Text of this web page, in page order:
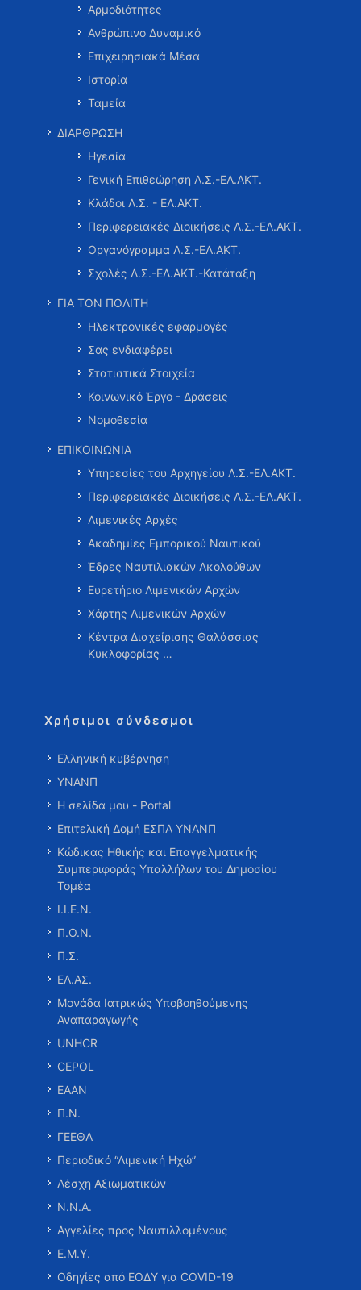
Αρμοδιότητες
Ανθρώπινο Δυναμικό
Επιχειρησιακά Μέσα
Ιστορία
Ταμεία
ΔΙΑΡΘΡΩΣΗ
Ηγεσία
Γενική Επιθεώρηση Λ.Σ.-ΕΛ.ΑΚΤ.
Κλάδοι Λ.Σ. - ΕΛ.ΑΚΤ.
Περιφερειακές Διοικήσεις Λ.Σ.-ΕΛ.ΑΚΤ.
Οργανόγραμμα Λ.Σ.-ΕΛ.ΑΚΤ.
Σχολές Λ.Σ.-ΕΛ.ΑΚΤ.-Κατάταξη
ΓΙΑ ΤΟΝ ΠΟΛΙΤΗ
Ηλεκτρονικές εφαρμογές
Σας ενδιαφέρει
Στατιστικά Στοιχεία
Κοινωνικό Έργο - Δράσεις
Νομοθεσία
ΕΠΙΚΟΙΝΩΝΙΑ
Υπηρεσίες του Αρχηγείου Λ.Σ.-ΕΛ.ΑΚΤ.
Περιφερειακές Διοικήσεις Λ.Σ.-ΕΛ.ΑΚΤ.
Λιμενικές Αρχές
Ακαδημίες Εμπορικού Ναυτικού
Έδρες Ναυτιλιακών Ακολούθων
Ευρετήριο Λιμενικών Αρχών
Χάρτης Λιμενικών Αρχών
Κέντρα Διαχείρισης Θαλάσσιας
Κυκλοφορίας …
Χρήσιμοι σύνδεσμοι
Ελληνική κυβέρνηση
ΥΝΑΝΠ
Η σελίδα μου - Portal
Επιτελική Δομή ΕΣΠΑ ΥΝΑΝΠ
Κώδικας Ηθικής και Επαγγελματικής
Συμπεριφοράς Υπαλλήλων του Δημοσίου
Τομέα
Ι.Ι.Ε.Ν.
Π.Ο.Ν.
Π.Σ.
ΕΛ.ΑΣ.
Μονάδα Ιατρικώς Υποβοηθούμενης
Αναπαραγωγής
UNHCR
CEPOL
ΕΑΑΝ
Π.Ν.
ΓΕΕΘΑ
Περιοδικό “Λιμενική Ηχώ”
Λέσχη Αξιωματικών
Ν.Ν.Α.
Αγγελίες προς Ναυτιλλομένους
Ε.Μ.Υ.
Οδηγίες από ΕΟΔΥ για COVID-19